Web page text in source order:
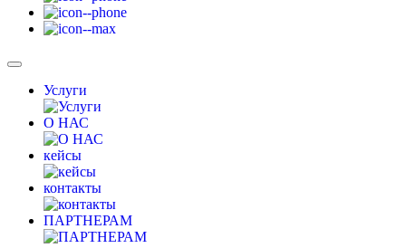
Услуги
О НАС
кейсы
контакты
ПАРТНЕРАМ